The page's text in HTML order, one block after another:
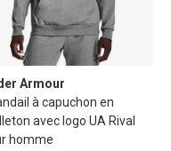
Armour
à capuchon en
avec logo UA Rival
homme